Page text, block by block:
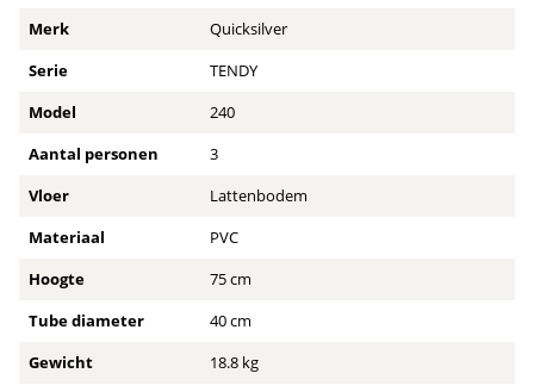
Merk
Quicksilver
Serie
TENDY
Model
240
Aantal personen
3
Vloer
Lattenbodem
Materiaal
PVC
Hoogte
75 cm
Tube diameter
40 cm
Gewicht
18.8 kg